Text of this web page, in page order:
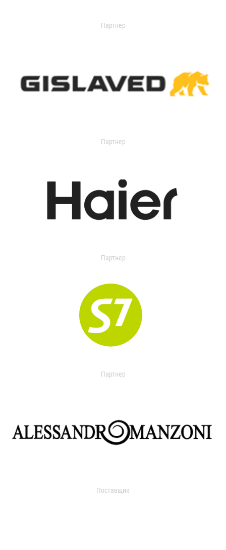
Партнер
Партнер
Партнер
Партнер
Поставщик